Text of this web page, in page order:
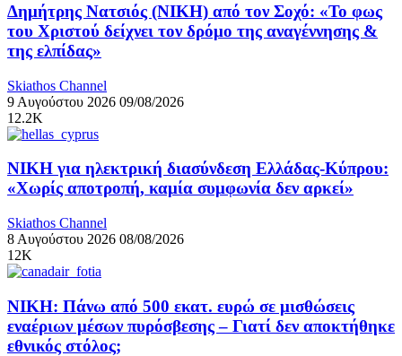
Δημήτρης Νατσιός (ΝΙΚΗ) από τον Σοχό: «Το φως
του Χριστού δείχνει τον δρόμο της αναγέννησης &
της ελπίδας»
Skiathos Channel
9 Αυγούστου 2026 09/08/2026
12.2K
ΝΙΚΗ για ηλεκτρική διασύνδεση Ελλάδας-Κύπρου:
«Χωρίς αποτροπή, καμία συμφωνία δεν αρκεί»
Skiathos Channel
8 Αυγούστου 2026 08/08/2026
12K
ΝΙΚΗ: Πάνω από 500 εκατ. ευρώ σε μισθώσεις
εναέριων μέσων πυρόσβεσης – Γιατί δεν αποκτήθηκε
εθνικός στόλος;